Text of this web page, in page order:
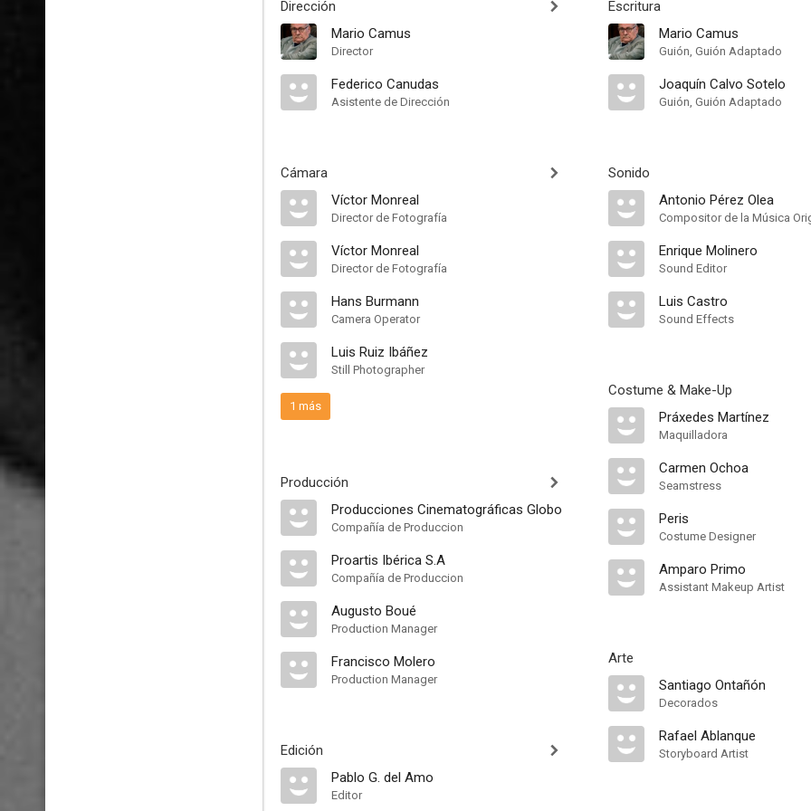
Dirección
Mario Camus
Director
Federico Canudas
Asistente de Dirección
Cámara
Víctor Monreal
Director de Fotografía
Ví­ctor Monreal
Director de Fotografía
Hans Burmann
Camera Operator
Luis Ruiz Ibáñez
Still Photographer
1 más
Producción
Producciones Cinematográficas Globo
Compañía de Produccion
Proartis Ibérica S.A
Compañía de Produccion
Augusto Boué
Production Manager
Francisco Molero
Production Manager
Edición
Pablo G. del Amo
Editor
Escritura
Mario Camus
Guión, Guión Adaptado
Joaquín Calvo Sotelo
Guión, Guión Adaptado
Sonido
Antonio Pérez Olea
Compositor de la Música
Enrique Molinero
Sound Editor
Luis Castro
Sound Effects
Costume & Make-Up
Práxedes Martínez
Maquilladora
Carmen Ochoa
Seamstress
Peris
Costume Designer
Amparo Primo
Assistant Makeup Artist
Arte
Santiago Ontañón
Decorados
Rafael Ablanque
Storyboard Artist